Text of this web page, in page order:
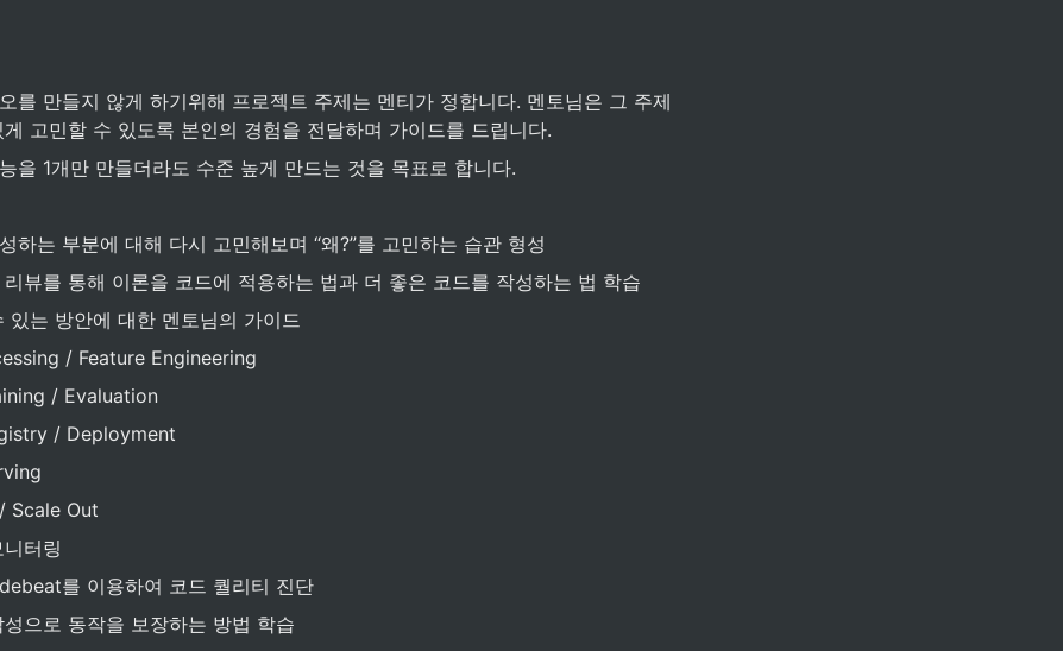
를 만들지 않게 하기위해 프로젝트 주제는 멘티가 정합니다. 멘토님은 그 주제
고민할 수 있도록 본인의 경험을 전달하며 가이드를 드립니다.
을 1개만 만들더라도 수준 높게 만드는 것을 목표로 합니다.
하는 부분에 대해 다시 고민해보며 “왜?”를 고민하는 습관 형성
뷰를 통해 이론을 코드에 적용하는 법과 더 좋은 코드를 작성하는 법 학습
있는 방안에 대한 멘토님의 가이드
/ Feature Engineering
/ Evaluation
/ Deployment
Scale Out
터링
를 이용하여 코드 퀄리티 진단
으로 동작을 보장하는 방법 학습